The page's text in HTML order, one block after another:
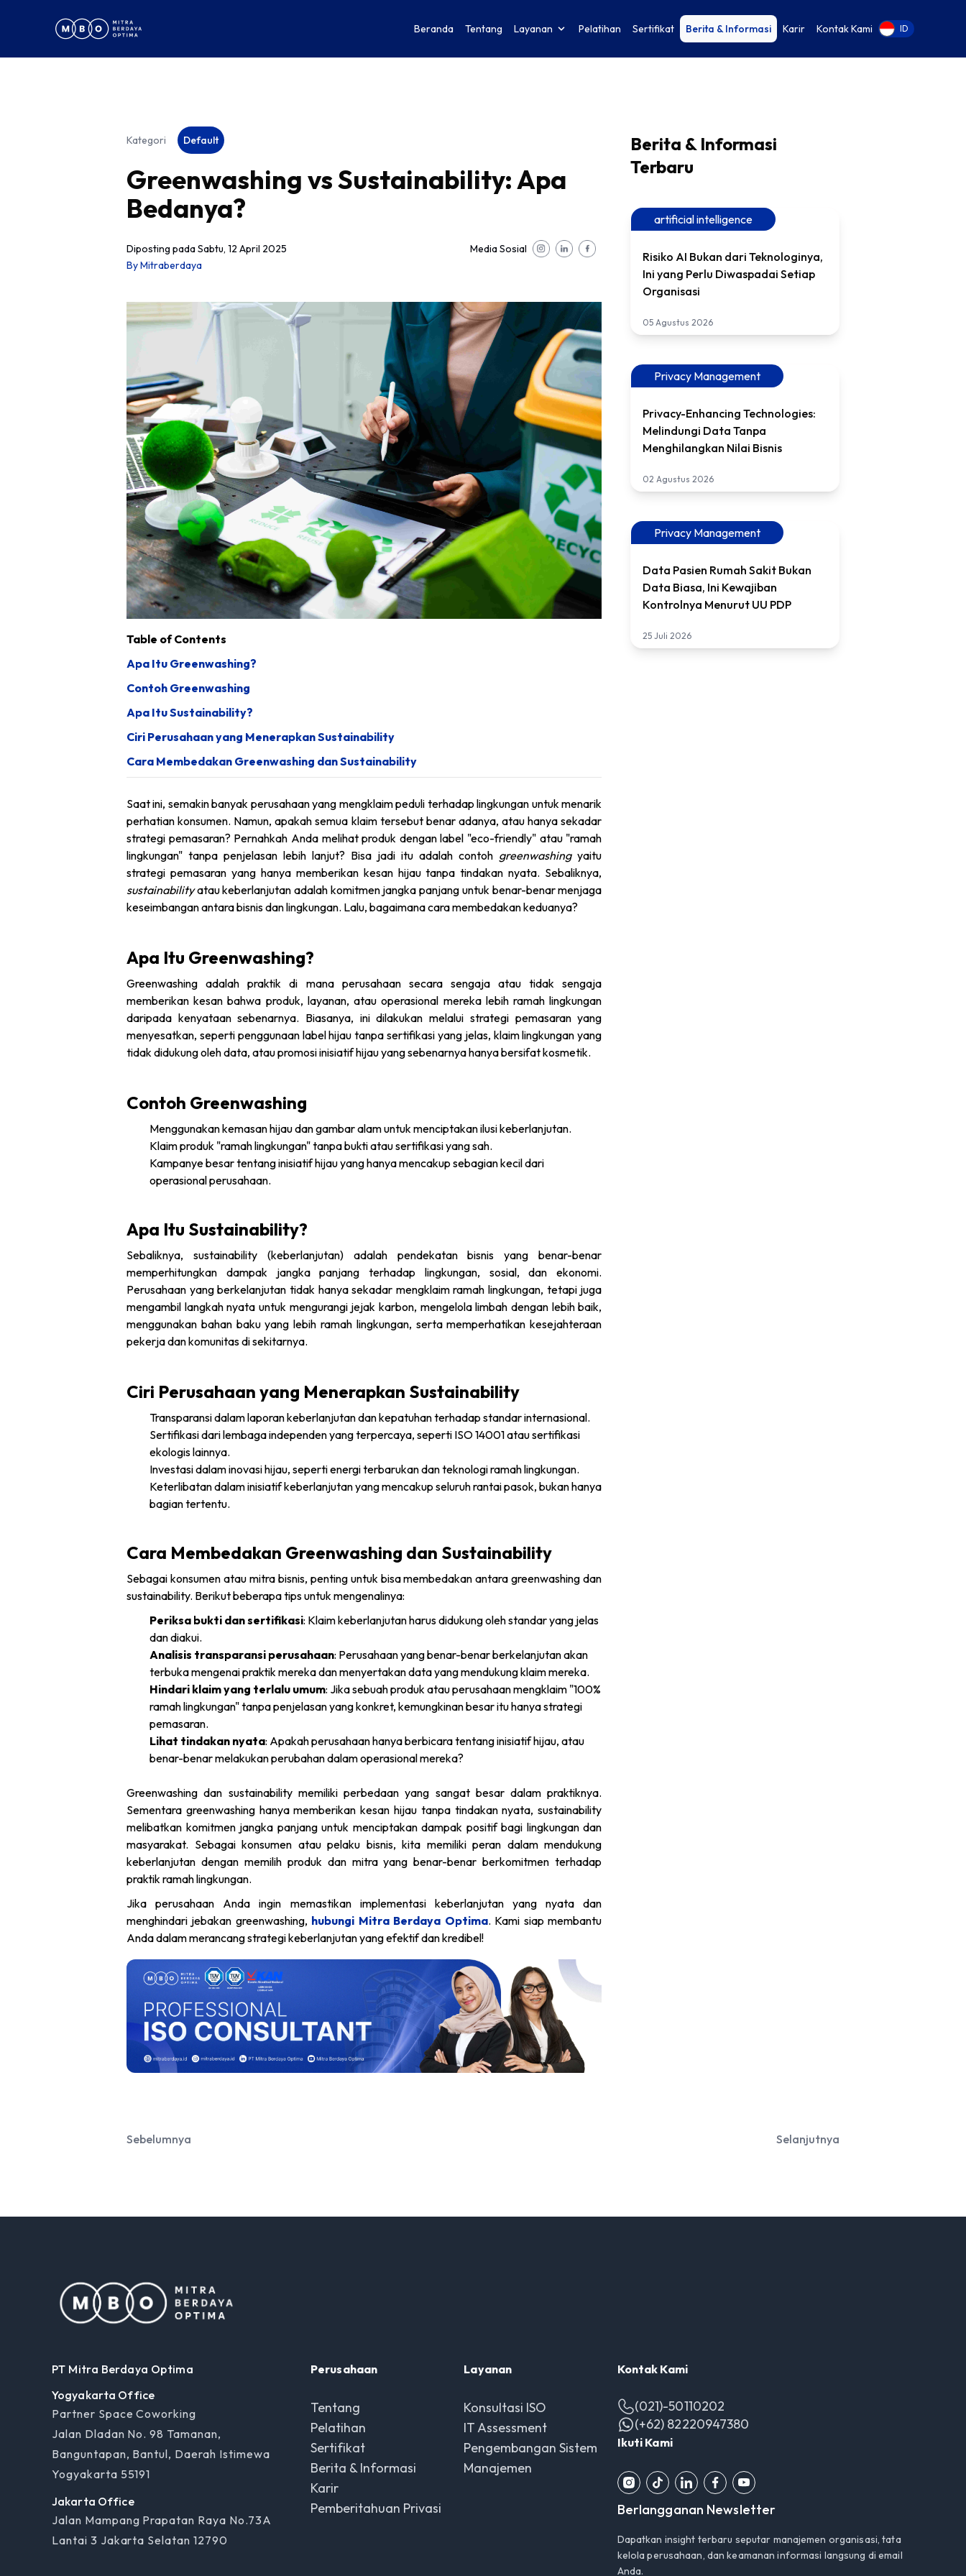
Beranda Tentang Layanan Pelatihan Sertifikat Berita & Informasi Karir Kontak Kami EN ID
Kategori Default
Greenwashing vs Sustainability: Apa
Bedanya?
Diposting padaSabtu, 12 April 2025
Media Sosial
ByMitraberdaya
Table of Contents
Apa Itu Greenwashing?
Contoh Greenwashing
Apa Itu Sustainability?
Ciri Perusahaan yang Menerapkan Sustainability
Cara Membedakan Greenwashing dan Sustainability
Saat ini, semakin banyak perusahaan yang mengklaim peduli terhadap lingkungan untuk menarik
perhatian konsumen. Namun, apakah semua klaim tersebut benar adanya, atau hanya sekadar
strategi pemasaran? Pernahkah Anda melihat produk dengan label "eco-friendly" atau "ramah
lingkungan" tanpa penjelasan lebih lanjut? Bisa jadi itu adalah contoh greenwashingyaitu
strategi pemasaran yang hanya memberikan kesan hijau tanpa tindakan nyata. Sebaliknya,
sustainabilityatau keberlanjutan adalah komitmen jangka panjang untuk benar-benar menjaga
keseimbangan antara bisnis dan lingkungan. Lalu, bagaimana cara membedakan keduanya?
Apa Itu Greenwashing?
Greenwashing adalah praktik di mana perusahaan secara sengaja atau tidak sengaja
memberikan kesan bahwa produk, layanan, atau operasional mereka lebih ramah lingkungan
daripada kenyataan sebenarnya. Biasanya, ini dilakukan melalui strategi pemasaran yang
menyesatkan, seperti penggunaan label hijau tanpa sertifikasi yang jelas, klaim lingkungan yang
tidak didukung oleh data, atau promosi inisiatif hijau yang sebenarnya hanya bersifat kosmetik.
Contoh Greenwashing
Menggunakan kemasan hijau dan gambar alam untuk menciptakan ilusi keberlanjutan.
Klaim produk "ramah lingkungan" tanpa bukti atau sertifikasi yang sah.
Kampanye besar tentang inisiatif hijau yang hanya mencakup sebagian kecil dari
operasional perusahaan.
Apa Itu Sustainability?
Sebaliknya, sustainability (keberlanjutan) adalah pendekatan bisnis yang benar-benar
memperhitungkan dampak jangka panjang terhadap lingkungan, sosial, dan ekonomi.
Perusahaan yang berkelanjutan tidak hanya sekadar mengklaim ramah lingkungan, tetapi juga
mengambil langkah nyata untuk mengurangi jejak karbon, mengelola limbah dengan lebih baik,
menggunakan bahan baku yang lebih ramah lingkungan, serta memperhatikan kesejahteraan
pekerja dan komunitas di sekitarnya.
Ciri Perusahaan yang Menerapkan Sustainability
Transparansi dalam laporan keberlanjutan dan kepatuhan terhadap standar internasional.
Sertifikasi dari lembaga independen yang terpercaya, seperti ISO 14001 atau sertifikasi
ekologis lainnya.
Investasi dalam inovasi hijau, seperti energi terbarukan dan teknologi ramah lingkungan.
Keterlibatan dalam inisiatif keberlanjutan yang mencakup seluruh rantai pasok, bukan hanya
bagian tertentu.
Cara Membedakan Greenwashing dan Sustainability
Sebagai konsumen atau mitra bisnis, penting untuk bisa membedakan antara greenwashing dan
sustainability. Berikut beberapa tips untuk mengenalinya:
Periksa bukti dan sertifikasi: Klaim keberlanjutan harus didukung oleh standar yang jelas
dan diakui.
Analisis transparansi perusahaan: Perusahaan yang benar-benar berkelanjutan akan
terbuka mengenai praktik mereka dan menyertakan data yang mendukung klaim mereka.
Hindari klaim yang terlalu umum: Jika sebuah produk atau perusahaan mengklaim "100%
ramah lingkungan" tanpa penjelasan yang konkret, kemungkinan besar itu hanya strategi
pemasaran.
Lihat tindakan nyata: Apakah perusahaan hanya berbicara tentang inisiatif hijau, atau
benar-benar melakukan perubahan dalam operasional mereka?
Greenwashing dan sustainability memiliki perbedaan yang sangat besar dalam praktiknya.
Sementara greenwashing hanya memberikan kesan hijau tanpa tindakan nyata, sustainability
melibatkan komitmen jangka panjang untuk menciptakan dampak positif bagi lingkungan dan
masyarakat. Sebagai konsumen atau pelaku bisnis, kita memiliki peran dalam mendukung
keberlanjutan dengan memilih produk dan mitra yang benar-benar berkomitmen terhadap
praktik ramah lingkungan.
Jika perusahaan Anda ingin memastikan implementasi keberlanjutan yang nyata dan
menghindari jebakan greenwashing, hubungi Mitra Berdaya Optima. Kami siap membantu
Anda dalam merancang strategi keberlanjutan yang efektif dan kredibel!
Berita & Informasi
Terbaru
artificial intelligence
Risiko AI Bukan dari Teknologinya,
Ini yang Perlu Diwaspadai Setiap
Organisasi
05 Agustus 2026
Privacy Management
Privacy-Enhancing Technologies:
Melindungi Data Tanpa
Menghilangkan Nilai Bisnis
02 Agustus 2026
Privacy Management
Data Pasien Rumah Sakit Bukan
Data Biasa, Ini Kewajiban
Kontrolnya Menurut UU PDP
25 Juli 2026
Sebelumnya Selanjutnya
PT Mitra Berdaya Optima
Yogyakarta Office
Partner Space Coworking
Jalan Dladan No. 98 Tamanan,
Banguntapan, Bantul, Daerah Istimewa
Yogyakarta 55191
Jakarta Office
Jalan Mampang Prapatan Raya No.73A
Lantai 3 Jakarta Selatan 12790
Perusahaan
Tentang
Pelatihan
Sertifikat
Berita & Informasi
Karir
Pemberitahuan Privasi
Layanan
Konsultasi ISO
IT Assessment
Pengembangan Sistem
Manajemen
Kontak Kami
(021)-50110202
(+62) 82220947380
Ikuti Kami
Berlangganan Newsletter
Dapatkan insight terbaru seputar manajemen organisasi, tata
kelola perusahaan, dan keamanan informasi langsung di email
Anda.